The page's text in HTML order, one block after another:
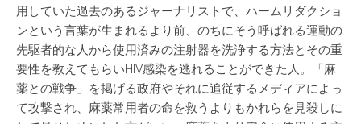
用していた過去のあるジャーナリストで、ハームリダクショ
ンという言葉が生まれるより前、のちにそう呼ばれる運動の
先駆者的な人から使用済みの注射器を洗浄する方法とその重
要性を教えてもらいHIV感染を逃れることができた人。「麻
薬との戦争」を掲げる政府やそれに追従するメディアによっ
て攻撃され、麻薬常用者の命を救うよりもかれらを見殺しに